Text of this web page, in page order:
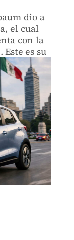
dio a
el cual
con la
es su